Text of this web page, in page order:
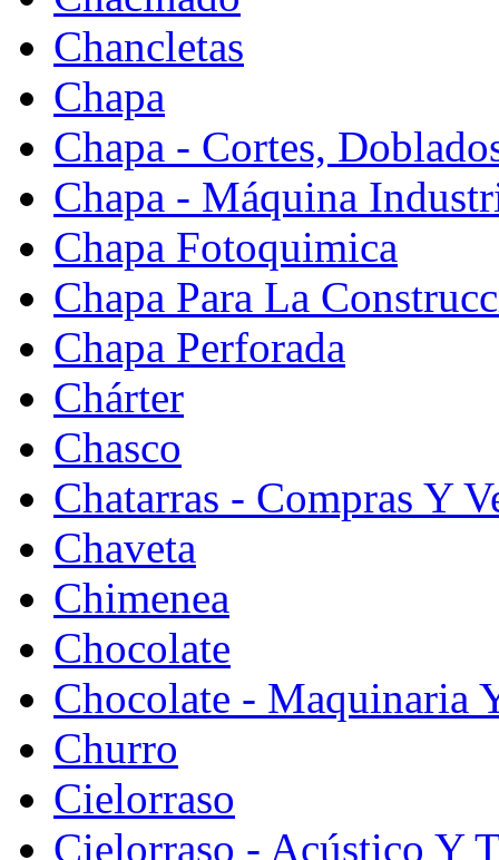
Chancletas
Chapa
Chapa - Cortes,
Chapa - Máquina
Chapa Fotoquimica
Chapa Para La
Chapa Perforada
Chárter
Chasco
Chatarras - Compras Y
Chaveta
Chimenea
Chocolate
Chocolate - Maquinaria
Churro
Cielorraso
Cielorraso - Acústico Y